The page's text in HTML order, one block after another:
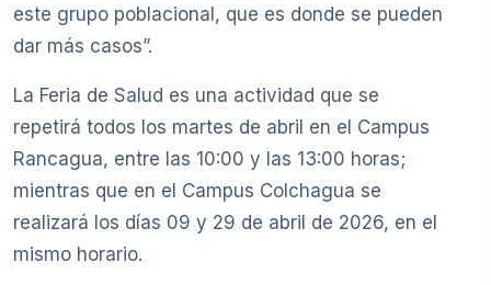
este grupo poblacional, que es donde se pueden
dar más casos”.
La Feria de Salud es una actividad que se
repetirá todos los martes de abril en el Campus
Rancagua, entre las 10:00 y las 13:00 horas;
mientras que en el Campus Colchagua se
realizará los días 09 y 29 de abril de 2026, en el
mismo horario.